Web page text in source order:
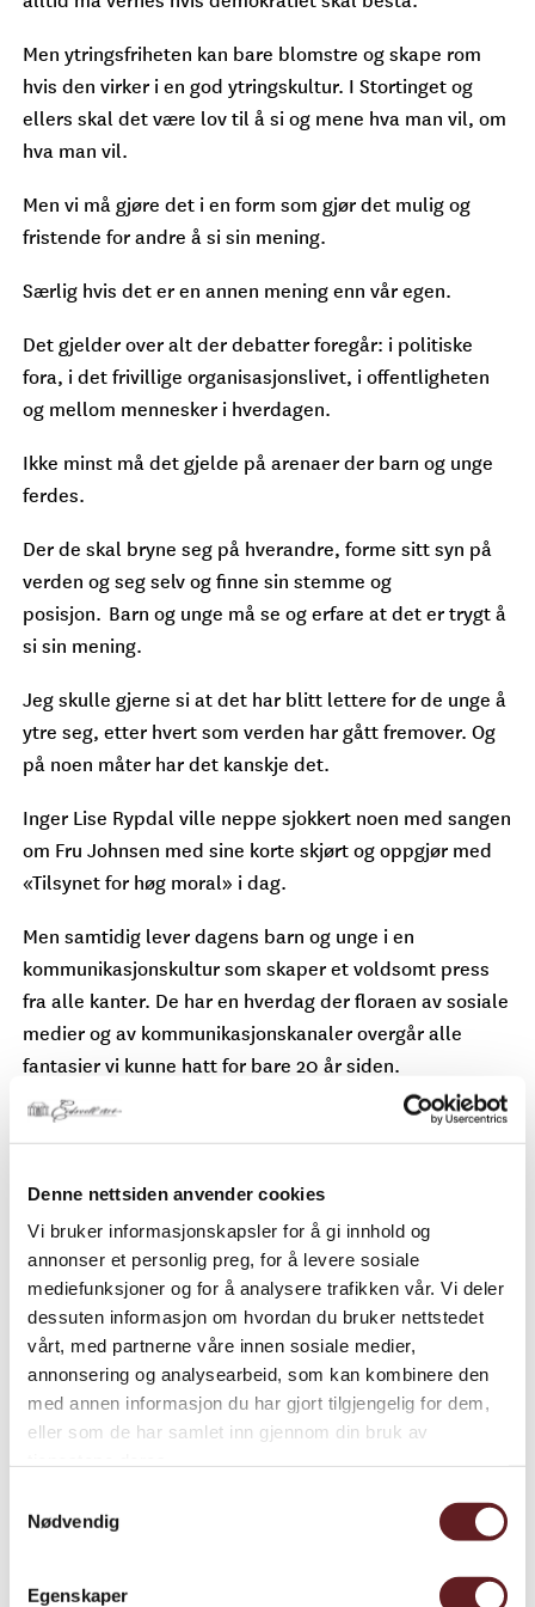
Denne nettsiden anvender cookies
Vi bruker informasjonskapsler for å gi innhold og
annonser et personlig preg, for å levere sosiale
mediefunksjoner og for å analysere trafikken vår. Vi deler
dessuten informasjon om hvordan du bruker nettstedet
vårt, med partnerne våre innen sosiale medier,
annonsering og analysearbeid, som kan kombinere den
med annen informasjon du har gjort tilgjengelig for dem,
eller som de har samlet inn gjennom din bruk av
Nødvendig
Egenskaper
Men ytringsfriheten kan bare blomstre og skape rom
hvis den virker i en god ytringskultur. I Stortinget og
ellers skal det være lov til å si og mene hva man vil, om
hva man vil.
Men vi må gjøre det i en form som gjør det mulig og
fristende for andre å si sin mening.
Særlig hvis det er en annen mening enn vår egen.
Det gjelder over alt der debatter foregår: i politiske
fora, i det frivillige organisasjonslivet, i offentligheten
og mellom mennesker i hverdagen.
Ikke minst må det gjelde på arenaer der barn og unge
ferdes.
Der de skal bryne seg på hverandre, forme sitt syn på
verden og seg selv og finne sin stemme og
posisjon. Barn og unge må se og erfare at det er trygt å
si sin mening.
Jeg skulle gjerne si at det har blitt lettere for de unge å
ytre seg, etter hvert som verden har gått fremover. Og
på noen måter har det kanskje det.
Inger Lise Rypdal ville neppe sjokkert noen med sangen
om Fru Johnsen med sine korte skjørt og oppgjør med
«Tilsynet for høg moral» i dag.
Men samtidig lever dagens barn og unge i en
kommunikasjonskultur som skaper et voldsomt press
fra alle kanter. De har en hverdag der floraen av sosiale
medier og av kommunikasjonskanaler overgår alle
fantasier vi kunne hatt for bare 20 år siden.
Mulighetene for å ytre seg har blitt uendelig mye større,
men vi vet også at de opplevde farene ved å gjøre det
også har blitt flere.
Vi vet at mange unge, særlig jenter, er blitt mer redde
for å stikke seg frem. Redde for å si meningen sin, fordi
de sosiale konsekvensene i form av utestengning, hets
og personangrep kan bli store og være nådeløse. De
yngre blir skremt vekk fra å delta i nettdebatter, viser
ny undersøkelse. Hver femte ungdom har opplevd hets
på sosiale medier. Slik skal vi ikke ha det! De unge
stemmene må ikke stilne!
Tidligere i vår rammet det en av de modigste, og
kanskje viktigste, stemmene på denne arenaen: SKAM-
skuespilleren og debattanten Ulrikke Falch. Hun